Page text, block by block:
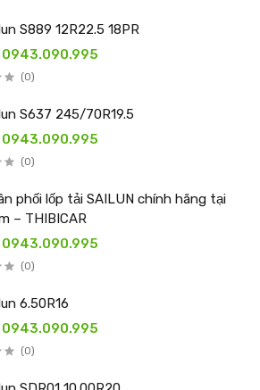
S889 12R22.5 18PR
0943.090.995
(0)
S637 245/70R19.5
0943.090.995
(0)
phối lốp tải SAILUN chính hãng tại
– THIBICAR
0943.090.995
(0)
6.50R16
0943.090.995
(0)